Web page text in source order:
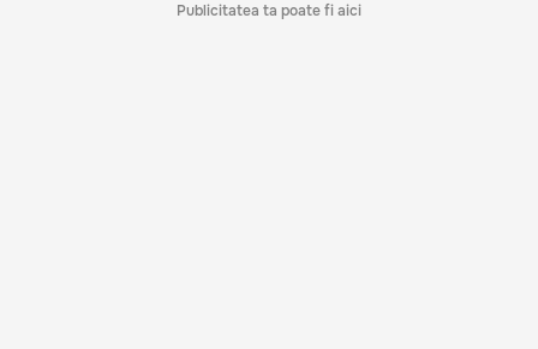
Publicitatea ta poate fi aici